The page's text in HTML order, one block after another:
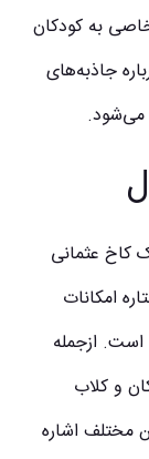
به کودکان
جاذبه‌های
می‌شود.
کاخ عثمانی
امکانات
است. ازجمله
و کلاب
مختلف اشاره